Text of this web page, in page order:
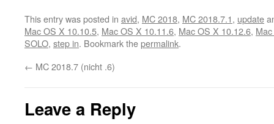
This entry was posted in avid, MC 2018, MC 2018.7.1, update
Mac OS X 10.10.5, Mac OS X 10.11.6, Mac OS X 10.12.6,
SOLO, step in. Bookmark thepermalink.
← MC 2018.7 (nicht .6)
Leave a Reply